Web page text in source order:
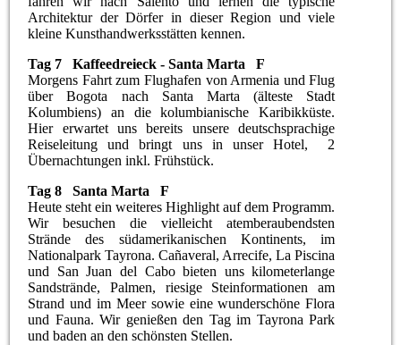
Architektur der Dörfer in dieser Region und viele
kleine Kunsthandwerksstätten kennen.
Tag 7 Kaffeedreieck - Santa Marta F
Morgens Fahrt zum Flughafen von Armenia und Flug
über Bogota nach Santa Marta (älteste Stadt
Kolumbiens) an die kolumbianische Karibikküste.
Hier erwartet uns bereits unsere deutschsprachige
Reiseleitung und bringt uns in unser Hotel, 2
Übernachtungen inkl. Frühstück.
Tag 8 Santa Marta F
Heute steht ein weiteres Highlight auf dem Programm.
Wir besuchen die vielleicht atemberaubendsten
Strände des südamerikanischen Kontinents, im
Nationalpark Tayrona. Cañaveral, Arrecife, La Piscina
und San Juan del Cabo bieten uns kilometerlange
Sandstrände, Palmen, riesige Steinformationen am
Strand und im Meer sowie eine wunderschöne Flora
und Fauna. Wir genießen den Tag im Tayrona Park
und baden an den schönsten Stellen.